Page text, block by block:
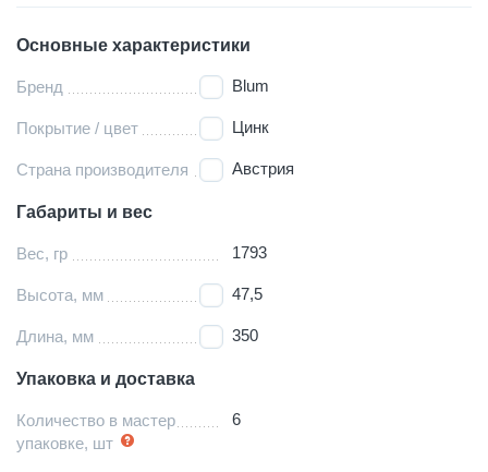
Основные характеристики
Бренд Blum
Покрытие / цвет Цинк
Страна производителя Австрия
Габариты и вес
Вес, гр 1793
Высота, мм 47,5
Длина, мм 350
Упаковка и доставка
Количество в мастер
упаковке, шт
6